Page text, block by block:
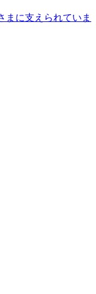
まに支えられていま